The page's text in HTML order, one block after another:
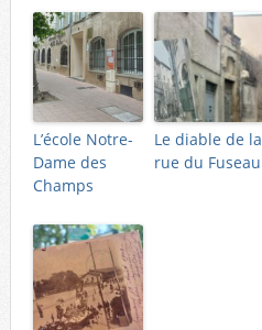
L’école Notre-
Dame des
Champs
Le diable de la
rue du Fuseau